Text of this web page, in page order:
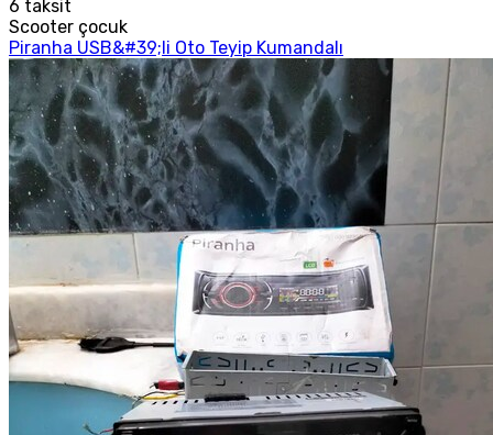
6 taksit
Scooter çocuk
Piranha USB&#39;li Oto Teyip Kumandalı